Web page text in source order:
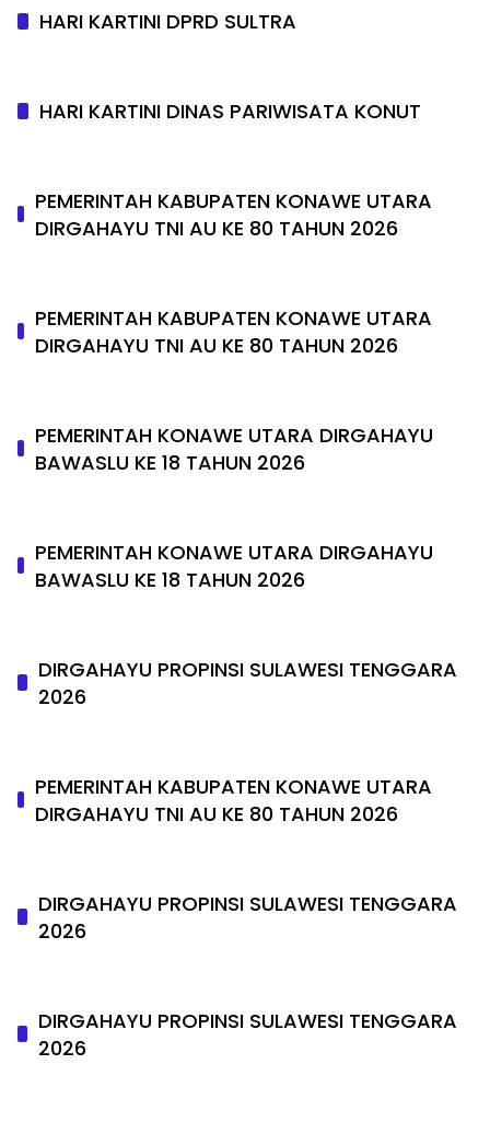
HARI KARTINI DPRD SULTRA
HARI KARTINI DINAS PARIWISATA KONUT
PEMERINTAH KABUPATEN KONAWE UTARA
DIRGAHAYU TNI AU KE 80 TAHUN 2026
PEMERINTAH KABUPATEN KONAWE UTARA
DIRGAHAYU TNI AU KE 80 TAHUN 2026
PEMERINTAH KONAWE UTARA DIRGAHAYU
BAWASLU KE 18 TAHUN 2026
PEMERINTAH KONAWE UTARA DIRGAHAYU
BAWASLU KE 18 TAHUN 2026
DIRGAHAYU PROPINSI SULAWESI TENGGARA
2026
PEMERINTAH KABUPATEN KONAWE UTARA
DIRGAHAYU TNI AU KE 80 TAHUN 2026
DIRGAHAYU PROPINSI SULAWESI TENGGARA
2026
DIRGAHAYU PROPINSI SULAWESI TENGGARA
2026